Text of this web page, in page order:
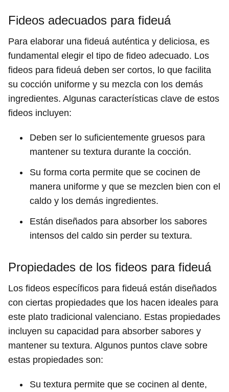
Fideos adecuados para fideuá
Para elaborar una fideuá auténtica y deliciosa, es
fundamental elegir el tipo de fideo adecuado. Los
fideos para fideuá deben ser cortos, lo que facilita
su cocción uniforme y su mezcla con los demás
ingredientes. Algunas características clave de estos
fideos incluyen:
Deben ser lo suficientemente gruesos para
mantener su textura durante la cocción.
Su forma corta permite que se cocinen de
manera uniforme y que se mezclen bien con el
caldo y los demás ingredientes.
Están diseñados para absorber los sabores
intensos del caldo sin perder su textura.
Propiedades de los fideos para fideuá
Los fideos específicos para fideuá están diseñados
con ciertas propiedades que los hacen ideales para
este plato tradicional valenciano. Estas propiedades
incluyen su capacidad para absorber sabores y
mantener su textura. Algunos puntos clave sobre
estas propiedades son:
Su textura permite que se cocinen al dente,